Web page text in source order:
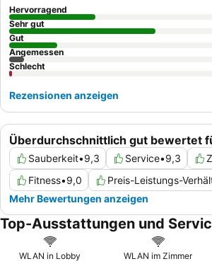
Überdurchschnittlich gut bewertet
Sauberkeit•9,3 Service•9,3
Fitness•9,0 Preis-Leistungs-
Mehr Bewertungen anzeigen
Hervorragend
Sehr gut
Gut
Angemessen
Schlecht
Rezensionen anzeigen
Top-Ausstattungen und
WLAN in Lobby WLAN im Zimmer